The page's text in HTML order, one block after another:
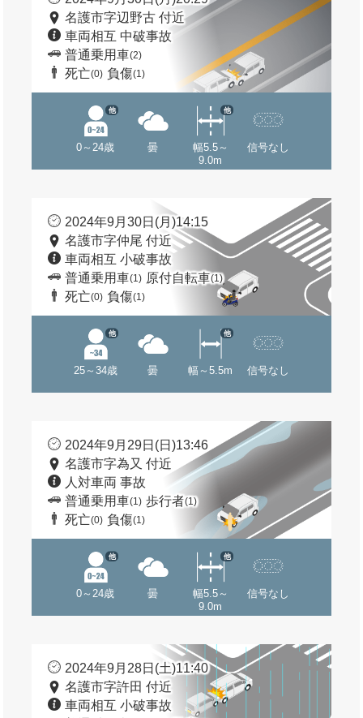
名護市字辺野古 付近
車両相互 中破事故
普通乗用車(2)
死亡(0) 負傷(1)
0～24歳
他
曇
幅5.5～
9.0m
他
信号なし
2024年9月30日(月)14:15
名護市字仲尾 付近
車両相互 小破事故
普通乗用車(1) 原付自転車(1)
死亡(0) 負傷(1)
25～34歳
他
曇 幅～5.5m
他
信号なし
2024年9月29日(日)13:46
名護市字為又 付近
人対車両 事故
普通乗用車(1) 歩行者(1)
死亡(0) 負傷(1)
0～24歳
他
曇
幅5.5～
9.0m
他
信号なし
2024年9月28日(土)11:40
名護市字許田 付近
車両相互 小破事故